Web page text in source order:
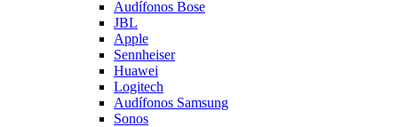
Audífonos Bose
JBL
Apple
Sennheiser
Huawei
Logitech
Audífonos Samsung
Sonos